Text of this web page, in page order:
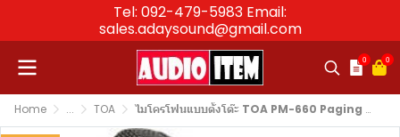
Tel: 092-479-5983 Email:
sales.adaysound@gmail.com
0 0
Home ... TOA ไมโครโฟนแบบตั้งโต๊ะ TOA PM-660 Paging Microphone (Phone plug)